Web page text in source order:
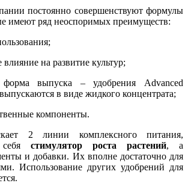
постоянно совершенствуют формулы
имеют ряд неоспоримых преимуществ:
на развитие культур;
форма выпуска – удобрения Advanced
в виде жидкого концентрата;
компоненты.
2 линии комплексного питания,
стимулятор роста растений, а
и добавки. Их вполне достаточно для
Использование других удобрений для